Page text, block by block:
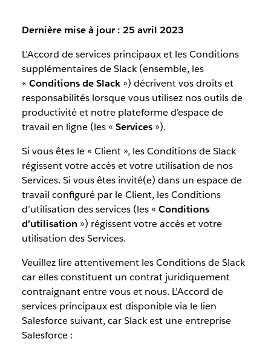
Dernière mise à jour : 25 avril 2023
L’Accord de services principaux et les Conditions
supplémentaires de Slack (ensemble, les
« Conditions de Slack») décrivent vos droits et
responsabilités lorsque vous utilisez nos outils de
productivité et notre plateforme d’espace de
travail en ligne (les « Services»).
Si vous êtes le « Client », les Conditions de Slack
régissent votre accès et votre utilisation de nos
Services. Si vous êtes invité(e) dans un espace de
travail configuré par le Client, les Conditions
d’utilisation des services (les « Conditions
d’utilisation ») régissent votre accès et votre
utilisation des Services.
Veuillez lire attentivement les Conditions de Slack
car elles constituent un contrat juridiquement
contraignant entre vous et nous. L’Accord de
services principaux est disponible via le lien
Salesforce suivant, car Slack est une entreprise
Salesforce :